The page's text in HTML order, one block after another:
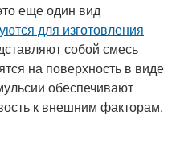
еще один вид
для изготовления
собой смесь
на поверхность в виде
обеспечивают
к внешним факторам.